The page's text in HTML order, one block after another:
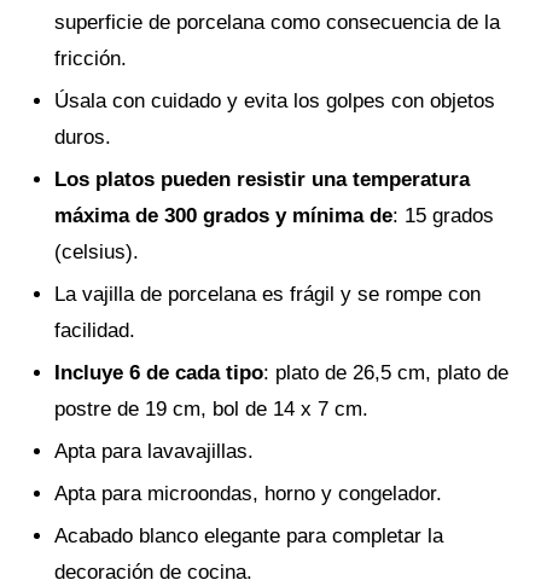
superficie de porcelana como consecuencia de la
fricción.
Úsala con cuidado y evita los golpes con objetos
duros.
Los platos pueden resistir una temperatura
máxima de 300 grados y mínima de: 15 grados
(celsius).
La vajilla de porcelana es frágil y se rompe con
facilidad.
Incluye 6 de cada tipo: plato de 26,5 cm, plato de
postre de 19 cm, bol de 14 x 7 cm.
Apta para lavavajillas.
Apta para microondas, horno y congelador.
Acabado blanco elegante para completar la
decoración de cocina.